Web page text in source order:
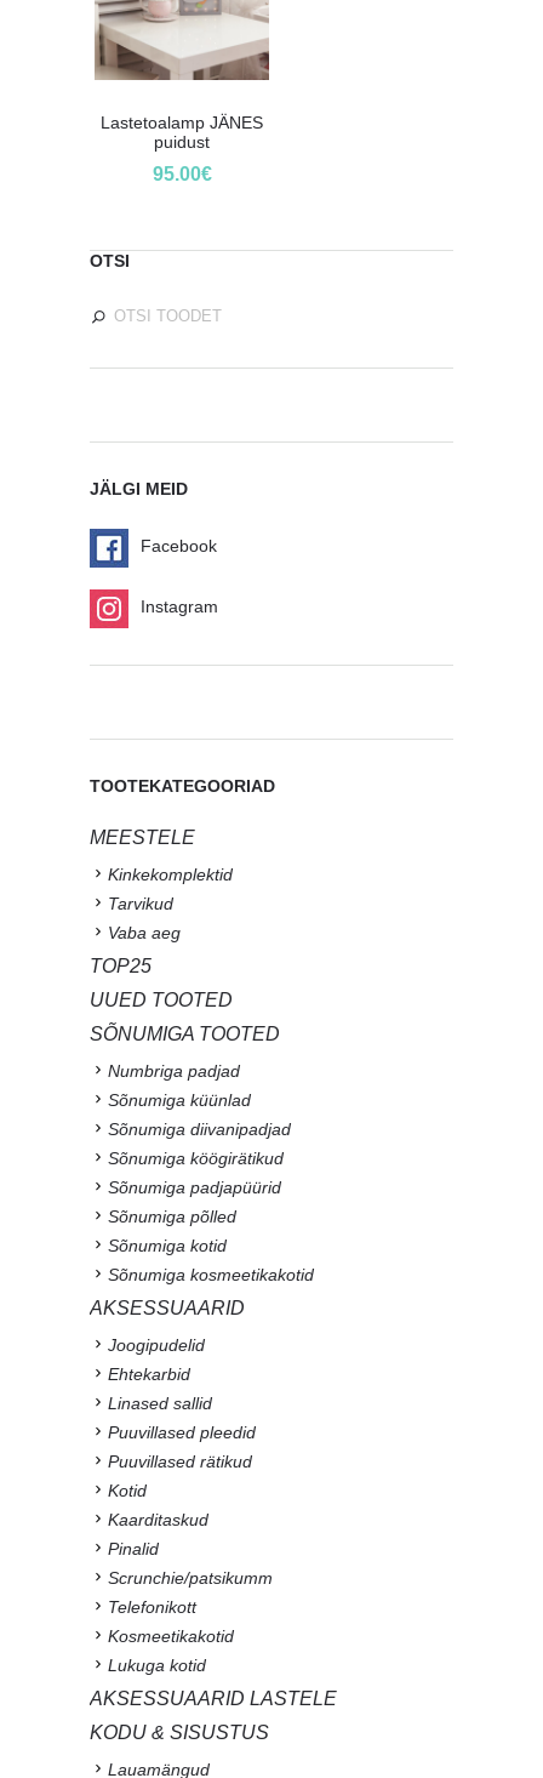
Lastetoalamp JÄNES
puidust
95.00€
OTSI
JÄLGI MEID
Facebook
Instagram
TOOTEKATEGOORIAD
MEESTELE
Kinkekomplektid
Tarvikud
Vaba aeg
TOP25
UUED TOOTED
SÕNUMIGA TOOTED
Numbriga padjad
Sõnumiga küünlad
Sõnumiga diivanipadjad
Sõnumiga köögirätikud
Sõnumiga padjapüürid
Sõnumiga põlled
Sõnumiga kotid
Sõnumiga kosmeetikakotid
AKSESSUAARID
Joogipudelid
Ehtekarbid
Linased sallid
Puuvillased pleedid
Puuvillased rätikud
Kotid
Kaarditaskud
Pinalid
Scrunchie/patsikumm
Telefonikott
Kosmeetikakotid
Lukuga kotid
AKSESSUAARID LASTELE
KODU & SISUSTUS
Lauamängud